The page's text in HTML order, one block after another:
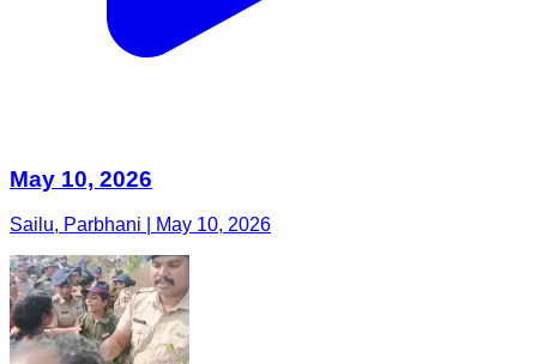
May 10, 2026
Sailu, Parbhani | May 10, 2026